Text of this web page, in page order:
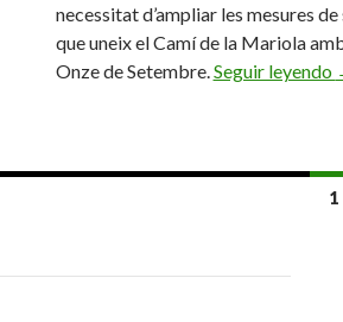
necessitat d’ampliar les mesures
que uneix el Camí de la Mariola
Onze de Setembre. Seguir leyendo
a
1